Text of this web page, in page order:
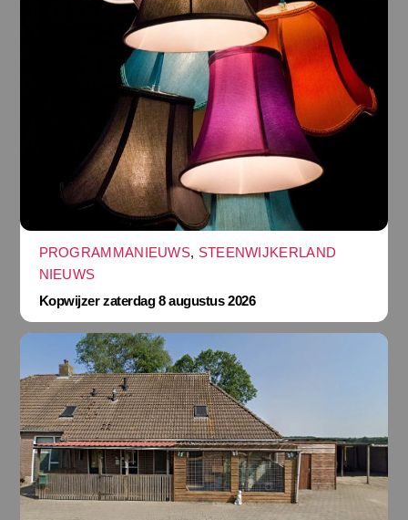
PROGRAMMANIEUWS, STEENWIJKERLAND
NIEUWS
Kopwijzer zaterdag 8 augustus 2026